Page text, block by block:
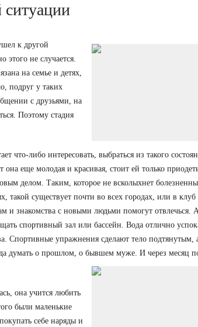
ситуации
к другой
этого не случается.
на семье и детях,
подруг у таких
с друзьями, на
Поэтому стадия
что-либо интересовать, выбраться из такого
еще молодая и красивая, стоит ей только
делом. Таким, которое не всколыхнет
существует почти во всех городах, или в клуб
и знакомства с новыми людьми помогут отвлечься.
спортивный зал или бассейн. Вода отлично
Спортивные упражнения сделают тело подтянутым,
думать о прошлом, о бывшем муже. И через месяц
она учится любить
были маленькие
себе наряды и